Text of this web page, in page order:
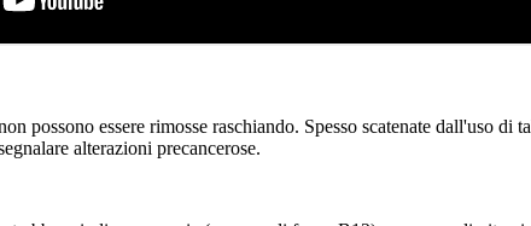
possono essere rimosse raschiando. Spesso scatenate dall'uso
alterazioni precancerose.